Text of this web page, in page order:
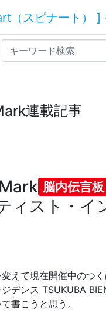
連載記事
脳内伝言板
ィスト・イ
えて現在開催中のつ
ジデンス TSUKUBA
書こうと思う。